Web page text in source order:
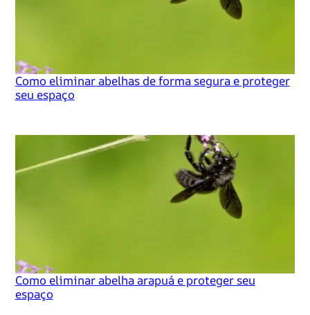
Como eliminar abelhas de forma segura e proteger
seu espaço
Como eliminar abelha arapuá e proteger seu
espaço